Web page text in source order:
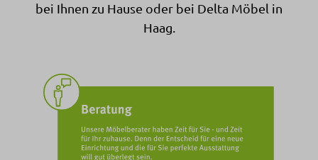
bei Ihnen zu Hause oder bei Delta Möbel in
Haag.